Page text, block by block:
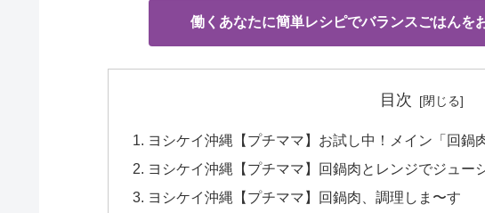
働くあなたに簡単レシピでバランスごはんを
目次
ヨシケイ沖縄【プチママ】お試し中！メイン「回鍋
ヨシケイ沖縄【プチママ】回鍋肉とレンジでジュー
ヨシケイ沖縄【プチママ】回鍋肉、調理しま〜す